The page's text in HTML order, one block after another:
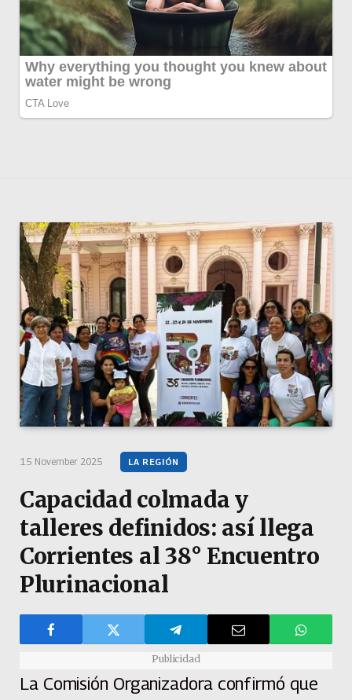
15 November 2025 LA REGIÓN
Capacidad colmada y
talleres definidos: así llega
Corrientes al 38° Encuentro
Plurinacional
Publicidad
La Comisión Organizadora confirmó que